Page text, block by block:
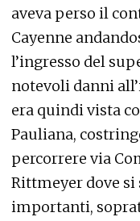
aveva perso il
Cayenne
l’ingresso del
notevoli danni
era quindi vista
Pauliana,
percorrere via
Rittmeyer dove
importanti,